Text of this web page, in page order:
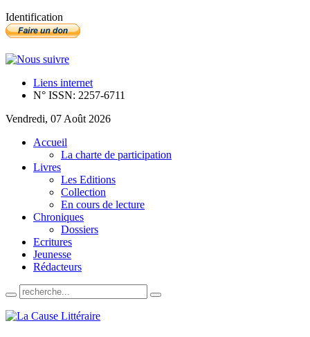
Identification
Liens internet
N° ISSN: 2257-6711
Vendredi, 07 Août 2026
Accueil
La charte de participation
Livres
Les Editions
Collection
En cours de lecture
Chroniques
Dossiers
Ecritures
Jeunesse
Rédacteurs